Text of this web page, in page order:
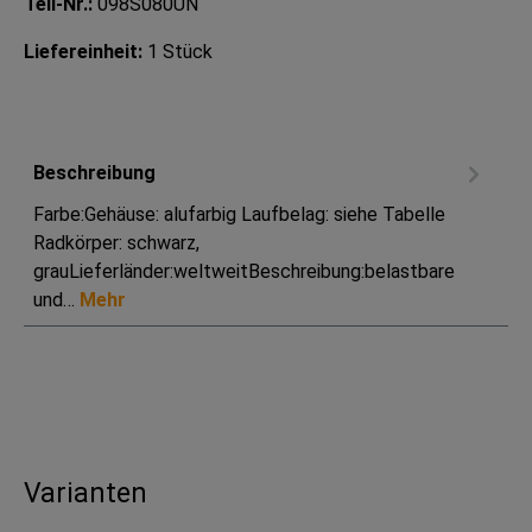
Liefereinheit: 1 Stück
Beschreibung
Farbe:Gehäuse: alufarbig Laufbelag: siehe Tabelle
Radkörper: schwarz,
grauLieferländer:weltweitBeschreibung:belastbare
und… Mehr
Varianten